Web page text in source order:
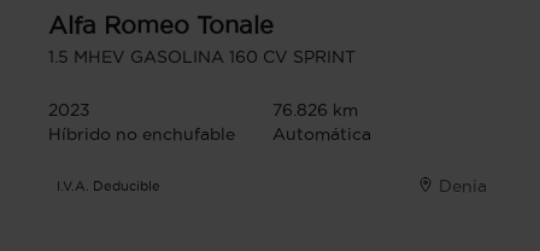
Alfa Romeo Tonale
1.5 MHEV GASOLINA 160 CV SPRINT
2023
76.826 km
Híbrido no enchufable
Automática
I.V.A. Deducible Denia